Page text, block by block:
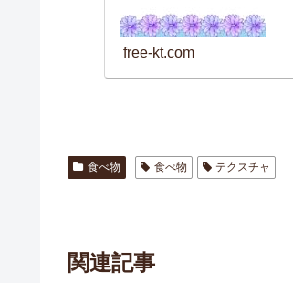
free-kt.com
食べ物 食べ物 テクスチャ
関連記事